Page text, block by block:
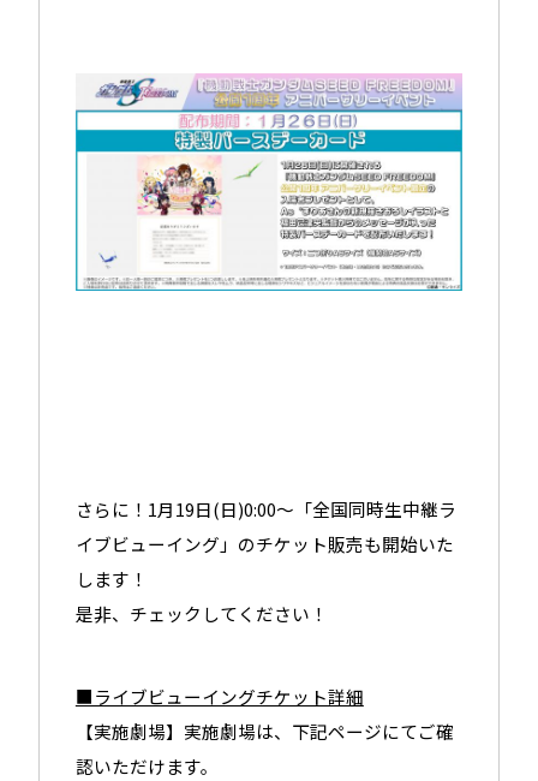
さらに！1月19日(日)0:00～「全国同時生中継ラ
イブビューイング」のチケット販売も開始いた
します！
是非、チェックしてください！
■ライブビューイングチケット詳細
【実施劇場】実施劇場は、下記ページにてご確
認いただけます。